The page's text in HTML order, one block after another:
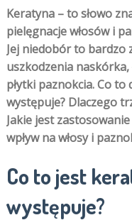
Keratyna – to słowo
pielęgnacje włosów i
Jej niedobór to bardzo
uszkodzenia naskórka,
płytki paznokcia. Co
występuje? Dlaczego
Jakie jest
wpływ na włosy i
Co to jest
występuje?